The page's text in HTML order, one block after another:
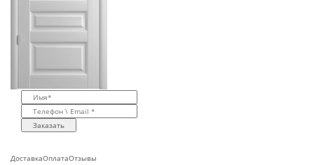
Заказать
ДоставкаОплатаОтзывы